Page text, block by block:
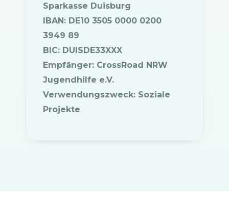
Sparkasse Duisburg
IBAN: DE10 3505 0000 0200
3949 89
BIC: DUISDE33XXX
Empfänger: CrossRoad NRW
Jugendhilfe e.V.
Verwendungszweck: Soziale
Projekte